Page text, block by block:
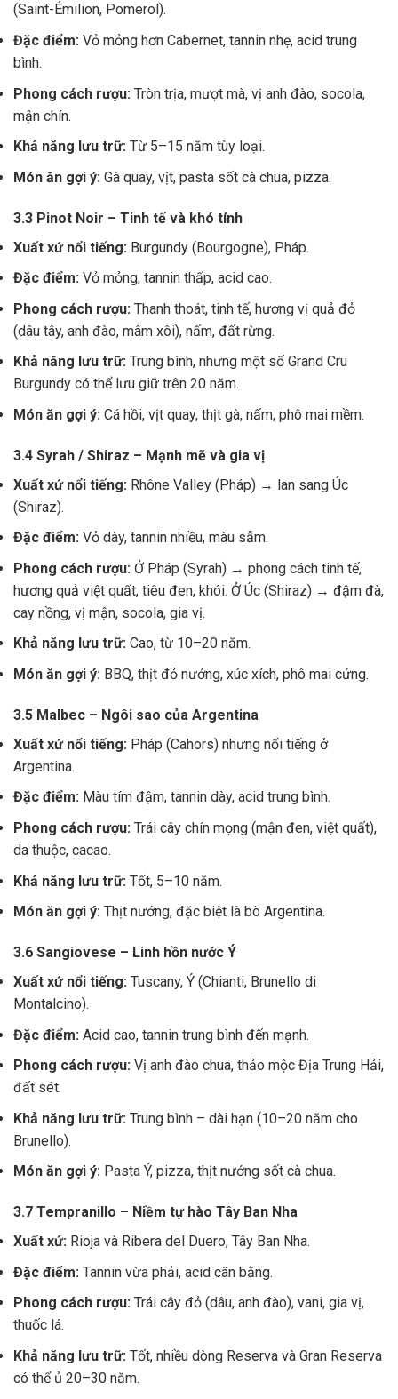
(Saint-Émilion, Pomerol).
Đặc điểm: Vỏ mỏng hơn Cabernet, tannin nhẹ, acid trung
bình.
Phong cách rượu: Tròn trịa, mượt mà, vị anh đào, socola,
mận chín.
Khả năng lưu trữ: Từ 5–15 năm tùy loại.
Món ăn gợi ý: Gà quay, vịt, pasta sốt cà chua, pizza.
3.3 Pinot Noir – Tinh tế và khó tính
Xuất xứ nổi tiếng: Burgundy (Bourgogne), Pháp.
Đặc điểm: Vỏ mỏng, tannin thấp, acid cao.
Phong cách rượu: Thanh thoát, tinh tế, hương vị quả đỏ
(dâu tây, anh đào, mâm xôi), nấm, đất rừng.
Khả năng lưu trữ: Trung bình, nhưng một số Grand Cru
Burgundy có thể lưu giữ trên 20 năm.
Món ăn gợi ý: Cá hồi, vịt quay, thịt gà, nấm, phô mai mềm.
3.4 Syrah / Shiraz – Mạnh mẽ và gia vị
Xuất xứ nổi tiếng: Rhône Valley (Pháp) → lan sang Úc
(Shiraz).
Đặc điểm: Vỏ dày, tannin nhiều, màu sẫm.
Phong cách rượu: Ở Pháp (Syrah) → phong cách tinh tế,
hương quả việt quất, tiêu đen, khói. Ở Úc (Shiraz) → đậm đà,
cay nồng, vị mận, socola, gia vị.
Khả năng lưu trữ: Cao, từ 10–20 năm.
Món ăn gợi ý: BBQ, thịt đỏ nướng, xúc xích, phô mai cứng.
3.5 Malbec – Ngôi sao của Argentina
Xuất xứ nổi tiếng: Pháp (Cahors) nhưng nổi tiếng ở
Argentina.
Đặc điểm: Màu tím đậm, tannin dày, acid trung bình.
Phong cách rượu: Trái cây chín mọng (mận đen, việt quất),
da thuộc, cacao.
Khả năng lưu trữ: Tốt, 5–10 năm.
Món ăn gợi ý: Thịt nướng, đặc biệt là bò Argentina.
3.6 Sangiovese – Linh hồn nước Ý
Xuất xứ nổi tiếng: Tuscany, Ý (Chianti, Brunello di
Montalcino).
Đặc điểm: Acid cao, tannin trung bình đến mạnh.
Phong cách rượu: Vị anh đào chua, thảo mộc Địa Trung Hải,
đất sét.
Khả năng lưu trữ: Trung bình – dài hạn (10–20 năm cho
Brunello).
Món ăn gợi ý: Pasta Ý, pizza, thịt nướng sốt cà chua.
3.7 Tempranillo – Niềm tự hào Tây Ban Nha
Xuất xứ: Rioja và Ribera del Duero, Tây Ban Nha.
Đặc điểm: Tannin vừa phải, acid cân bằng.
Phong cách rượu: Trái cây đỏ (dâu, anh đào), vani, gia vị,
thuốc lá.
Khả năng lưu trữ: Tốt, nhiều dòng Reserva và Gran Reserva
có thể ủ 20–30 năm.